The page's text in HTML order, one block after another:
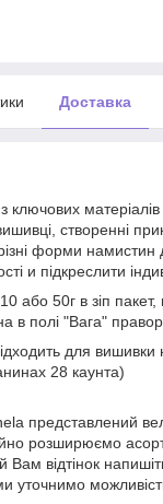
Доставка
ключових матеріалів
створенні
форми
и підкреслити
або 50г в зіп
в полі "Вага"
для вишивки
28 каунта)
представлений
розширюємо
Вам відтінок
уточнимо